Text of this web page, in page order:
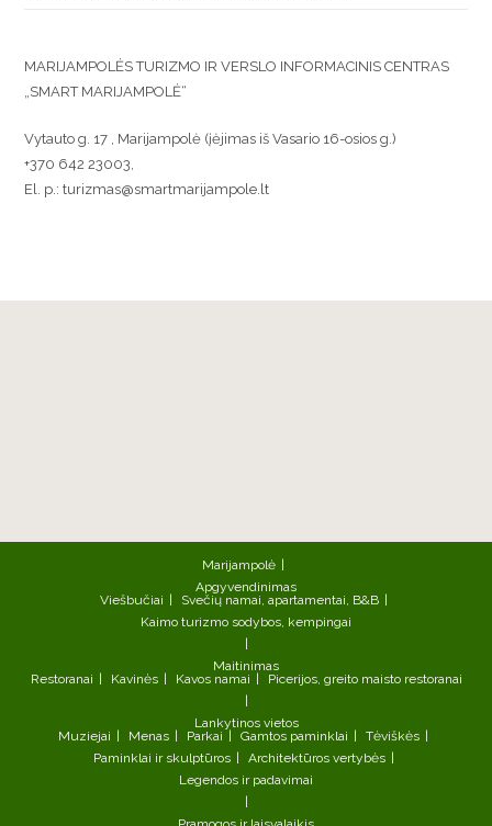
MARIJAMPOLĖS TURIZMO IR VERSLO INFORMACINIS CENTRAS
„SMART MARIJAMPOLĖ“
Vytauto g. 17 , Marijampolė (įėjimas iš Vasario 16-osios g.)
+370 642 23003,
El. p.: turizmas@smartmarijampole.lt
Marijampolė
Apgyvendinimas
Viešbučiai
Svečių namai, apartamentai, B&B
Kaimo turizmo sodybos, kempingai
Maitinimas
Restoranai
Kavinės Kavos namai Picerijos, greito maisto restoranai
Lankytinos vietos
Muziejai
Menas Parkai Gamtos paminklai
Tėviškės
Paminklai ir skulptūros
Architektūros vertybės
Legendos ir padavimai